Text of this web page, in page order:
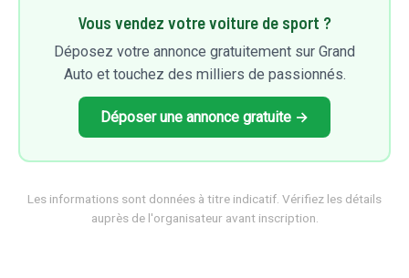
Vous vendez votre voiture de sport ?
Déposez votre annonce gratuitement sur Grand
Auto et touchez des milliers de passionnés.
Déposer une annonce gratuite →
Les informations sont données à titre indicatif. Vérifiez les détails
auprès de l'organisateur avant inscription.